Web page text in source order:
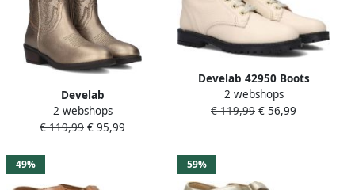
Develab
44374~~~~~~~~~~~~~~~~~~~~~~~~~
MeisjesLaarzenKinderlaarsjes
2 webshops
€ 119,99 € 95,99
Develab 42950 Boots
Meisjes Beige
2 webshops
€ 119,99 € 56,99
49% 59%